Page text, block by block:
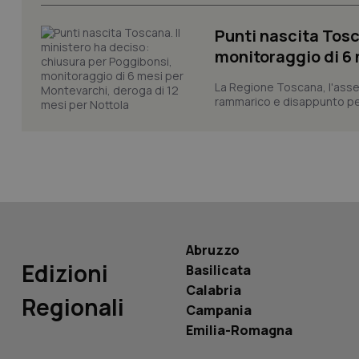
Punti nascita
monitoraggio di 6
La Regione Toscana,
rammarico e disappunto
Edizioni
Regionali
Abruzzo
Basilicata
Calabria
Campania
Emilia-Romagna
tracking-enable